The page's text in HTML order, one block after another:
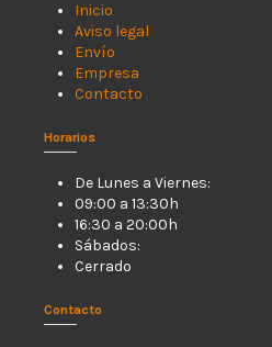
Inicio
Aviso legal
Envío
Empresa
Contacto
Horarios
De Lunes a Viernes:
09:00 a 13:30h
16:30 a 20:00h
Sábados:
Cerrado
Contacto